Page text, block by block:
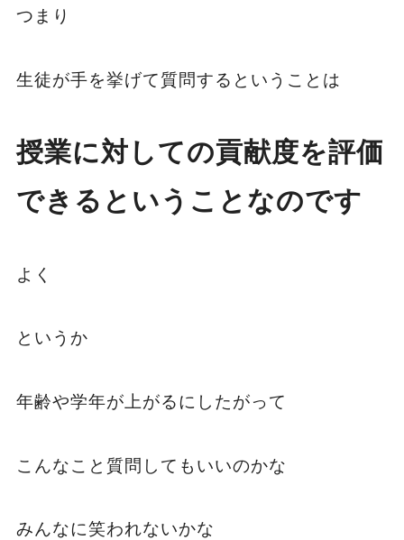
つまり
生徒が手を挙げて質問するということは
授業に対しての貢献度を評価
できるということなのです
よく
というか
年齢や学年が上がるにしたがって
こんなこと質問してもいいのかな
みんなに笑われないかな